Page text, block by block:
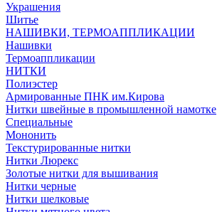
Украшения
Шитье
НАШИВКИ, ТЕРМОАППЛИКАЦИИ
Нашивки
Термоаппликации
НИТКИ
Полиэстер
Армированные ПНК им.Кирова
Нитки швейные в промышленной намотке
Специальные
Мононить
Текстурированные нитки
Нитки Люрекс
Золотые нитки для вышивания
Нитки черные
Нитки шелковые